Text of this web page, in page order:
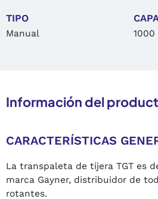
TIPO
Manual 1000
Información del
CARACTERÍSTICAS
La transpaleta de tijera TGT es
marca Gayner, distribuidor de
rotantes.